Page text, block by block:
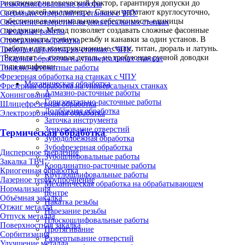
Резьбошлифовальные работы
Сверление отверстий на станках с ЧПУ
Сверление отверстий на универсальных станках
Слесарные работы
Строгальная обработка
Токарная обработка на станках с ЧПУ
Токарная обработка на универсальных станках
Токарно-автоматные работы
Фрезерная обработка на станках с ЧПУ
Фрезерная обработка на универсальных станках
Хонингование
Шлицефрезерная обработка
Электроэрозионная обработка
Термическая обработка
Дисперсное твердение
Закалка ТВЧ
Криогенная обработка
Лазерное термоупрочнение
Нормализация
Объёмная закалка
Отжиг металла
Отпуск металла
Поверхностная закалка
Сорбитизация
Улучшение металла
исключает человеческий фактор, гарантируя допуски до
сотых долей миллиметра. Станки работают круглосуточно,
обеспечивая минимальную себестоимость единицы
продукции. Метод позволяет создавать сложные фасонные
поверхности, точную резьбу и канавки за один установ. В
работу идут конструкционные стали, титан, дюраль и латунь.
Результат — готовая деталь, не требующая ручной доводки
или шлифовки.
Механическая обработка
Алмазно-расточные работы
Горизонтально-расточные работы
Долбёжная обработка
Заточка инструмента
Зенкерование отверстий
Зубодолбёжная обработка
Зубофрезерная обработка
Зубошлифовальные работы
Координатно-расточные работы
Круглошлифовальные работы
Механическая обработка на обрабатывающем
центре
Накатка резьбы
Нарезание резьбы
Плоскошлифовальные работы
Протягивание
Развертывание отверстий